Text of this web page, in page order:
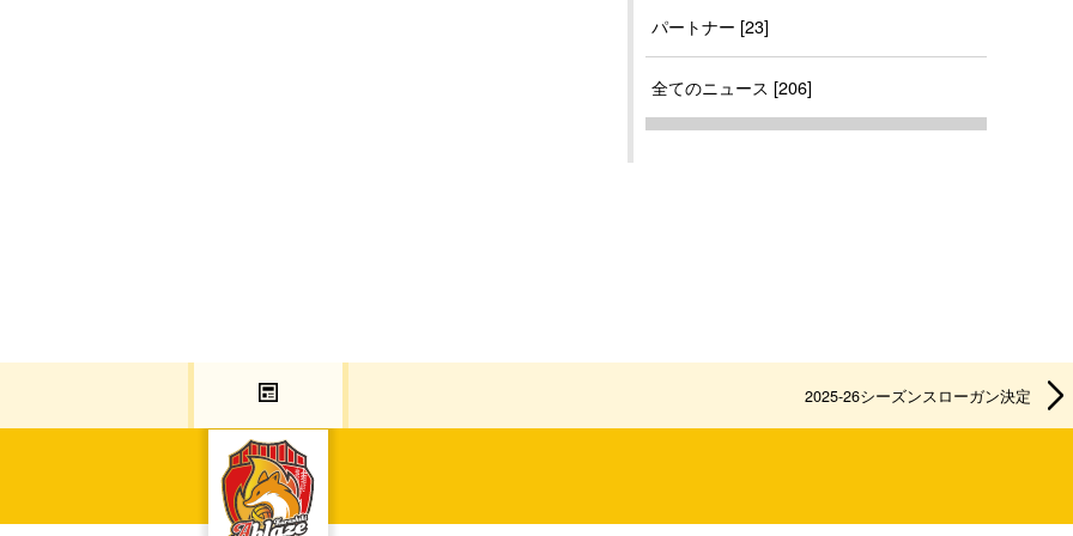
パートナー [23]
全てのニュース [206]
2025-26シーズンスローガン決定